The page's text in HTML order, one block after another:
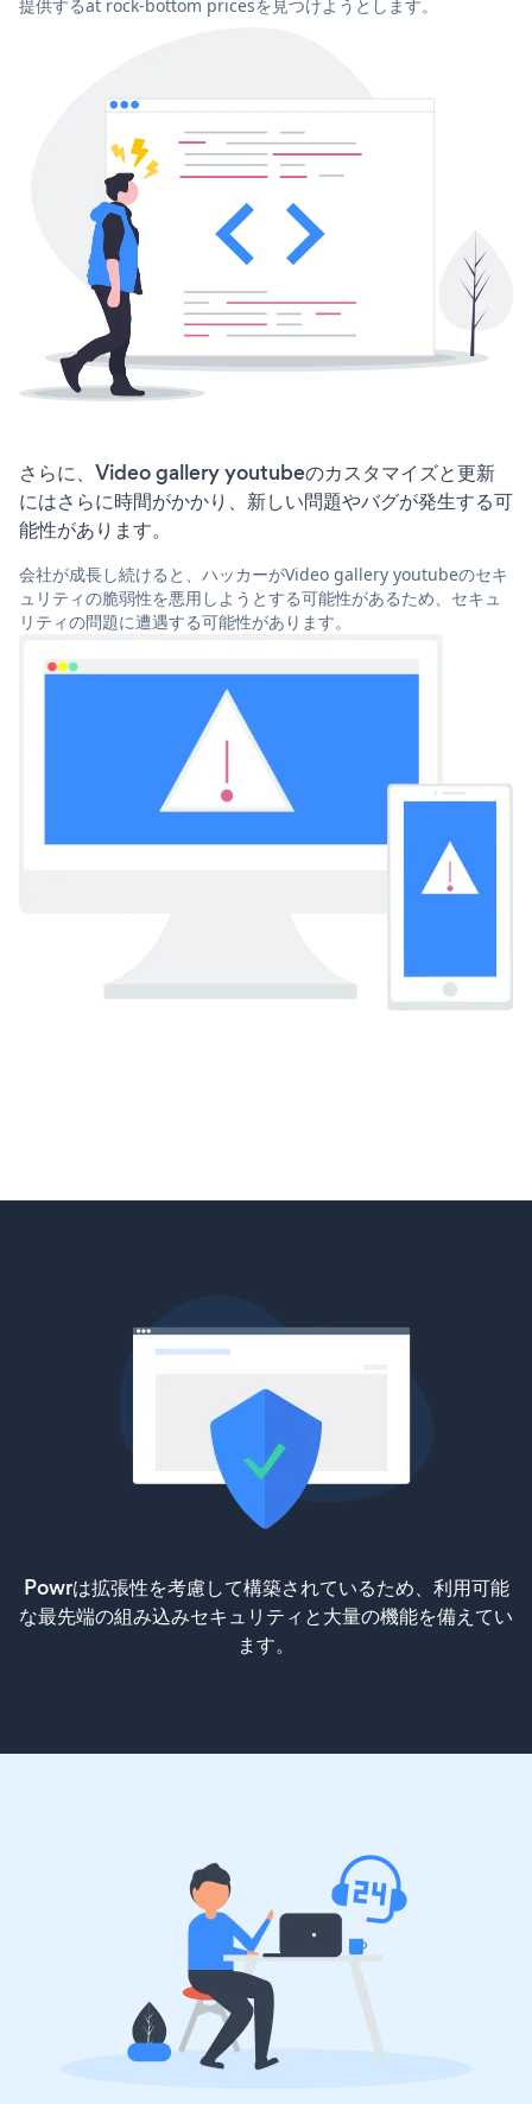
提供するat rock-bottom pricesを見つけようとします。
さらに、Video gallery youtubeのカスタマイズと更新
にはさらに時間がかかり、新しい問題やバグが発生する可
能性があります。
会社が成長し続けると、ハッカーがVideo gallery youtubeのセキ
ュリティの脆弱性を悪用しようとする可能性があるため、セキュ
リティの問題に遭遇する可能性があります。
Powrは拡張性を考慮して構築されているため、利用可能
な最先端の組み込みセキュリティと大量の機能を備えてい
ます。